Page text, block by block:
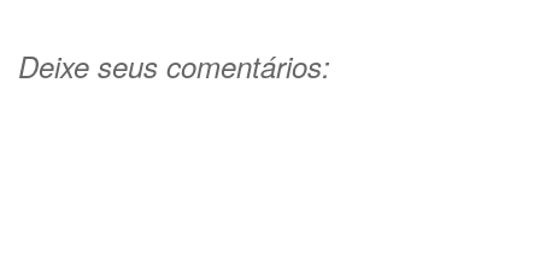
Deixe seus comentários: